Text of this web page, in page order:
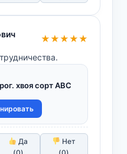
★★★★★
хвоя сорт АВС
Да
Нет